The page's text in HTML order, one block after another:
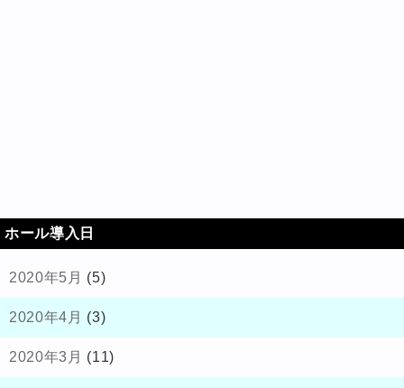
ホール導入日
2020年5月 (5)
2020年4月 (3)
2020年3月 (11)